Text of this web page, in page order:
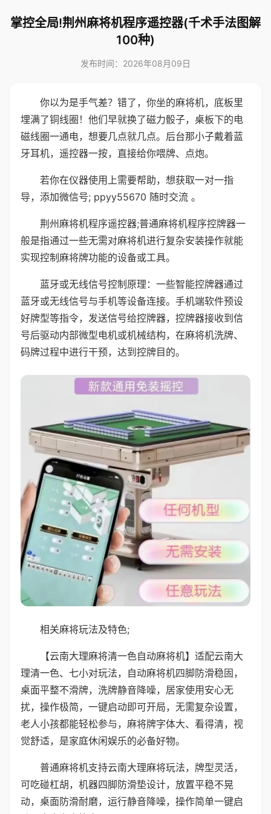
掌控全局!荆州麻将机程序遥控器(千术手法图解
100种)
发布时间：2026年08月09日
你以为是手气差？错了，你坐的麻将机，底板里
埋满了铜线圈！他们早就换了磁力骰子，桌板下的电
磁线圈一通电，想要几点就几点。后台那小子戴着蓝
牙耳机，遥控器一按，直接给你喂牌、点炮。
若你在仪器使用上需要帮助，想获取一对一指
导，添加微信号; ppyy55670 随时交流 。
荆州麻将机程序遥控器;普通麻将机程序控牌器一
般是指通过一些无需对麻将机进行复杂安装操作就能
实现控制麻将牌功能的设备或工具。
蓝牙或无线信号控制原理：一些智能控牌器通过
蓝牙或无线信号与手机等设备连接。手机端软件预设
好牌型等指令，发送信号给控牌器，控牌器接收到信
号后驱动内部微型电机或机械结构，在麻将机洗牌、
码牌过程中进行干预，达到控牌目的。
相关麻将玩法及特色;
【云南大理麻将清一色自动麻将机】适配云南大
理清一色、七小对玩法，自动麻将机四脚防滑稳固，
桌面平整不滑牌，洗牌静音降噪，居家使用安心无
扰，操作极简，一键启动即可开局，无需复杂设置，
老人小孩都能轻松参与，麻将牌字体大、看得清，视
觉舒适，是家庭休闲娱乐的必备好物。
普通麻将机支持云南大理麻将玩法，牌型灵活，
可吃碰杠胡，机器四脚防滑垫设计，放置平稳不晃
动，桌面防滑耐磨，运行静音降噪，操作简单一键启